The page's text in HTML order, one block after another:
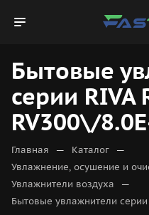
Бытовые
серии RIVA
RV300\/
Главная — Каталог —
Увлажнение, осушение и
Увлажнители воздуха —
Бытовые увлажнители серии